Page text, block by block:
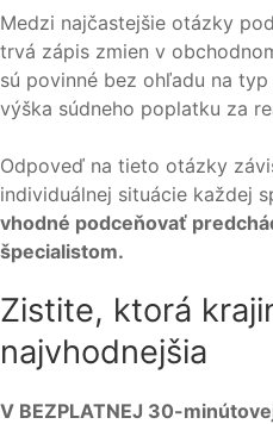
Medzi najčastejšie otázky
trvá zápis zmien v
sú povinné bez ohľadu na
výška súdneho poplatku za
Odpoveď na tieto otázky
individuálnej situácie každej
vhodné podceňovať
špecialistom.
Zistite, ktorá
najvhodnejšia
V BEZPLATNEJ 30-